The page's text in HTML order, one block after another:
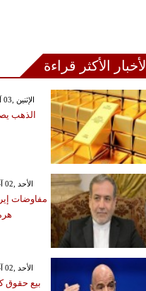
الأخبار الأكثر قراءة
GMT 08:38 2026 الإثنين ,03 آب / أغسطس
الذهب
GMT 17:27 2026 الأحد ,02 آب / أغسطس
مفاوضات
GMT 18:45 2026 الأحد ,02 آب / أغسطس
بيع حقوق